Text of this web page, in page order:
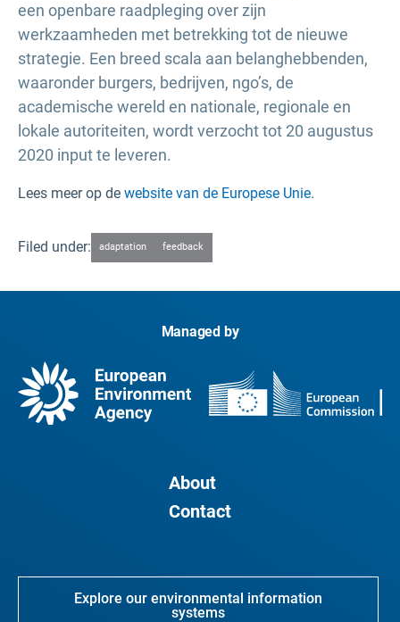
een openbare raadpleging over zijn
werkzaamheden met betrekking tot de nieuwe
strategie. Een breed scala aan belanghebbenden,
waaronder burgers, bedrijven, ngo’s, de
academische wereld en nationale, regionale en
lokale autoriteiten, wordt verzocht tot 20 augustus
2020 input te leveren.
Lees meer op de website van de Europese Unie.
Filed under: adaptation feedback
Managed by
About
Contact
Explore our environmental information
systems